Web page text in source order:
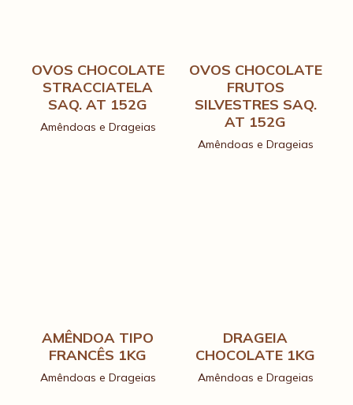
Amêndoas e Drageias
OVOS CHOCOLATE
STRACCIATELA
SAQ. AT 152G
Amêndoas e Drageias
OVOS CHOCOLATE
FRUTOS
SILVESTRES SAQ.
AT 152G
Amêndoas e Drageias
AMÊNDOA TIPO
FRANCÊS 1KG
Amêndoas e Drageias
DRAGEIA
CHOCOLATE 1KG